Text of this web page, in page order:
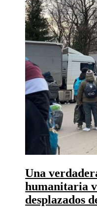
Una
humanitaria
desplazados